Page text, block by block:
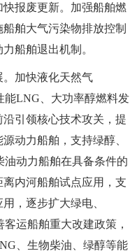
快报废更新。加强船舶燃
舶大气污染物排放控制
船舶退出机制。
。加快液化天然气
能LNG、大功率醇燃料发
引领核心技术攻关，提
动力船舶，支持绿醇、
动力船舶在具备条件的
内河船舶试点应用，支
，逐步扩大绿电、
运船舶重大改建政策，
、生物柴油、绿醇等能